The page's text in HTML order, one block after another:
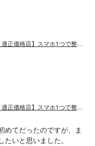
♛安心のくらマ賞銀賞店♛【1級整備士資格・適正価格店】スマホ1つで整備士呼べます
♛安心のくらマ賞銀賞店♛【1級整備士資格・適正価格店】スマホ1つで整備士呼べます
めてだったのですが、ま
いと思いました。